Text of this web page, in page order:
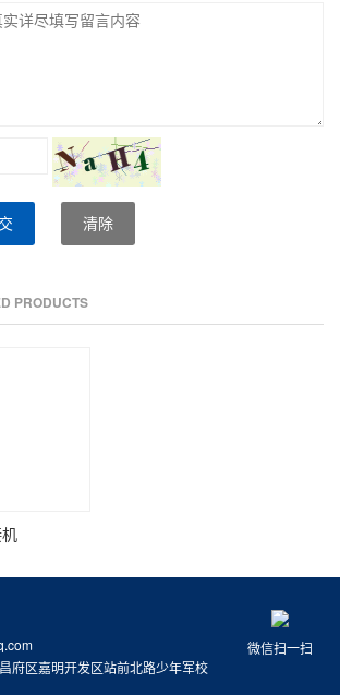
清除
PRODUCTS
微信扫一扫
府区嘉明开发区站前北路少年军校